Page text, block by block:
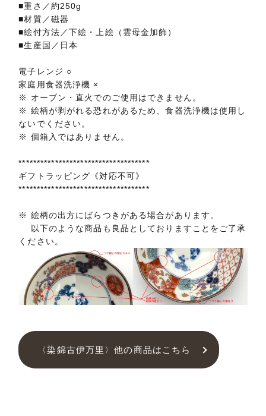
■重さ／約250g
■材質／磁器
■絵付方法／下絵・上絵（雲母金加飾）
■生産国／日本
電子レンジ ○
家庭用食器洗浄機 ×
※ オーブン・直火でのご使用はできません。
※ 絵柄が剥がれる恐れがあるため、食器洗浄機は使用し
ないでください。
※ 個箱入ではありません。
************************************
ギフトラッピング《対応不可》
************************************
※ 絵柄の出方にばらつきがある場合があります。
以下のような商品も良品としておりますことをご了承
ください。
〈染錦古伊万里〉他の商品はこちら